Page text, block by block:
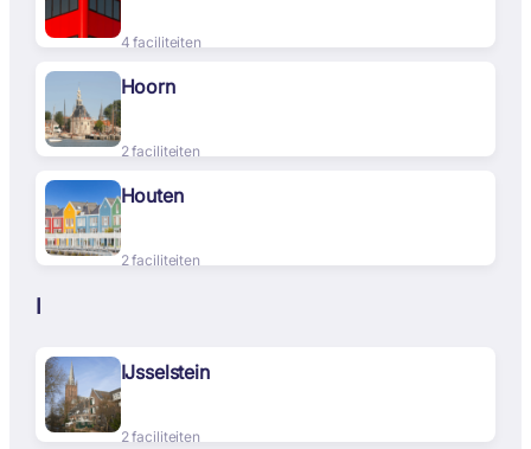
4 faciliteiten
Hoorn
2 faciliteiten
Houten
2 faciliteiten
I
IJsselstein
2 faciliteiten